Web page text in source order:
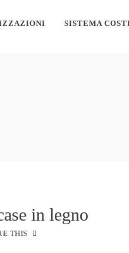
SISTEMA
in legno
THIS